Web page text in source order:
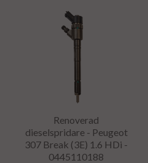
Renoverad
dieselspridare - Peugeot
307 Break (3E) 1.6 HDi -
0445110188